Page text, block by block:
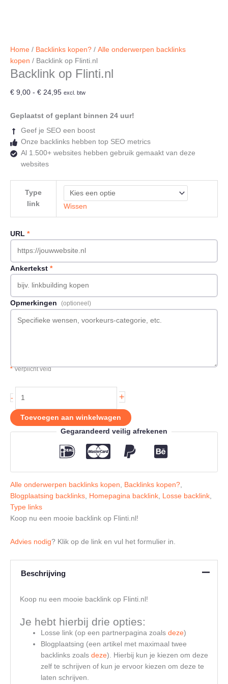
Home / Backlinks kopen? / Alle onderwerpen backlinks
kopen / Backlink op Flinti.nl
Backlink op Flinti.nl
€ 9,00 - € 24,95Prijsklasse:
tot
excl. btw
Geplaatst of geplant binnen 24 uur!
Geef je SEO een boost
Onze backlinks hebben top SEO metrics
Al 1.500+ websites hebben gebruik gemaakt van deze
websites
Type
link
Wissen
URL *
Ankertekst *
Opmerkingen (optioneel)
*Verplicht veld
-
Flinti.nl
aantal
+
Toevoegen aan winkelwagen
Gegarandeerd veilig afrekenen
Alle onderwerpen backlinks kopen Backlinks kopen?
Blogplaatsing backlinks
Homepagina backlink Losse backlink
Type links
Koop nu een mooie backlink op Flinti.nl!
Advies nodig? Klik op de link en vul het formulier in.
Beschrijving
Koop nu een mooie backlink op Flinti.nl!
Je hebt hierbij drie opties:
Losse link (op een partnerpagina zoals deze)
Blogplaatsing (een artikel met maximaal twee
backlinks zoals deze). Hierbij kun je kiezen om deze
zelf te schrijven of kun je ervoor kiezen om deze te
laten schrijven.